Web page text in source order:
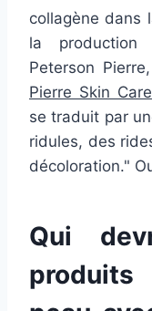
collagène dans
la production
Peterson
Pierre Skin Care
se traduit par
ridules, des
décoloration."
Qui